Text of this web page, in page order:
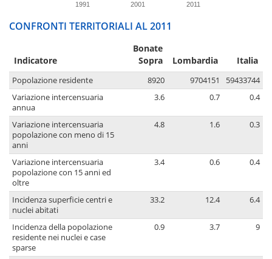
1991 2001 2011
CONFRONTI TERRITORIALI AL 2011
Indicatore
Bonate
Sopra
Lombardia Italia
Popolazione residente 8920 9704151
59433744
Variazione intercensuaria
annua
3.6 0.7 0.4
Variazione intercensuaria
popolazione con meno di 15
anni
4.8 1.6 0.3
Variazione intercensuaria
popolazione con 15 anni ed
oltre
3.4 0.6 0.4
Incidenza superficie centri e
nuclei abitati
33.2 12.4 6.4
Incidenza della popolazione
residente nei nuclei e case
sparse
0.9 3.7 9